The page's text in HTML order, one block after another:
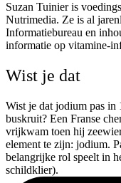
Suzan Tuinier is
Nutrimedia. Ze is al
Informatiebureau en
informatie op vitamine-
Wist je dat
Wist je dat jodium pas in
buskruit? Een Franse
vrijkwam toen hij
element te zijn: jodium.
belangrijke rol speelt in
schildklier).